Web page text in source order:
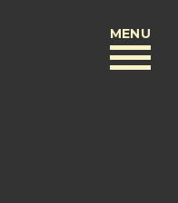
MENU
BACK